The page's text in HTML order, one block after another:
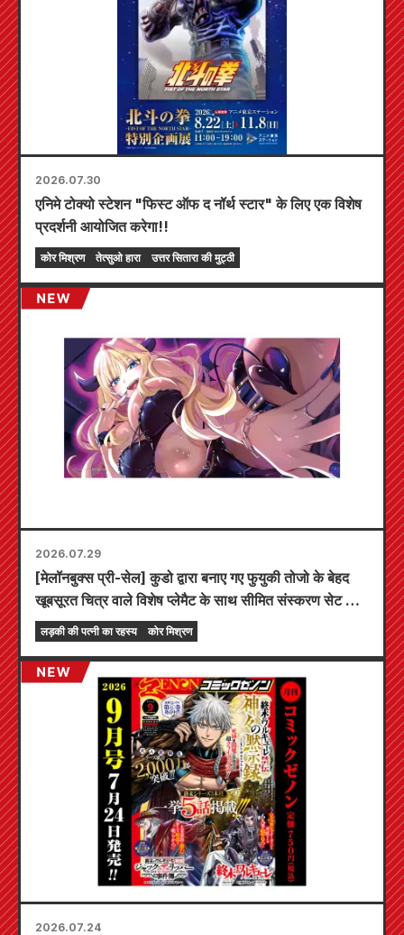
2026.07.30
एनिमे टोक्यो स्टेशन "फिस्ट ऑफ द नॉर्थ स्टार" के लिए एक विशेष
प्रदर्शनी आयोजित करेगा!!
कोर मिश्रण तेत्सुओ हारा उत्तर सितारा की मुट्ठी
2026.07.29
[मेलॉनबुक्स प्री-सेल] कुडो द्वारा बनाए गए फुयुकी तोजो के बेहद
खूबसूरत चित्र वाले विशेष प्लेमैट के साथ सीमित संस्करण सेट के
लिए प्री-ऑर्डर अब शुरू हो गए हैं! "द सीक्रेट ऑफ द गैल ब्राइड"
का नवीनतम खंड 6 20 अक्टूबर को रिलीज़ होने वाला है!
लड़की की पत्नी का रहस्य कोर मिश्रण
2026.07.24